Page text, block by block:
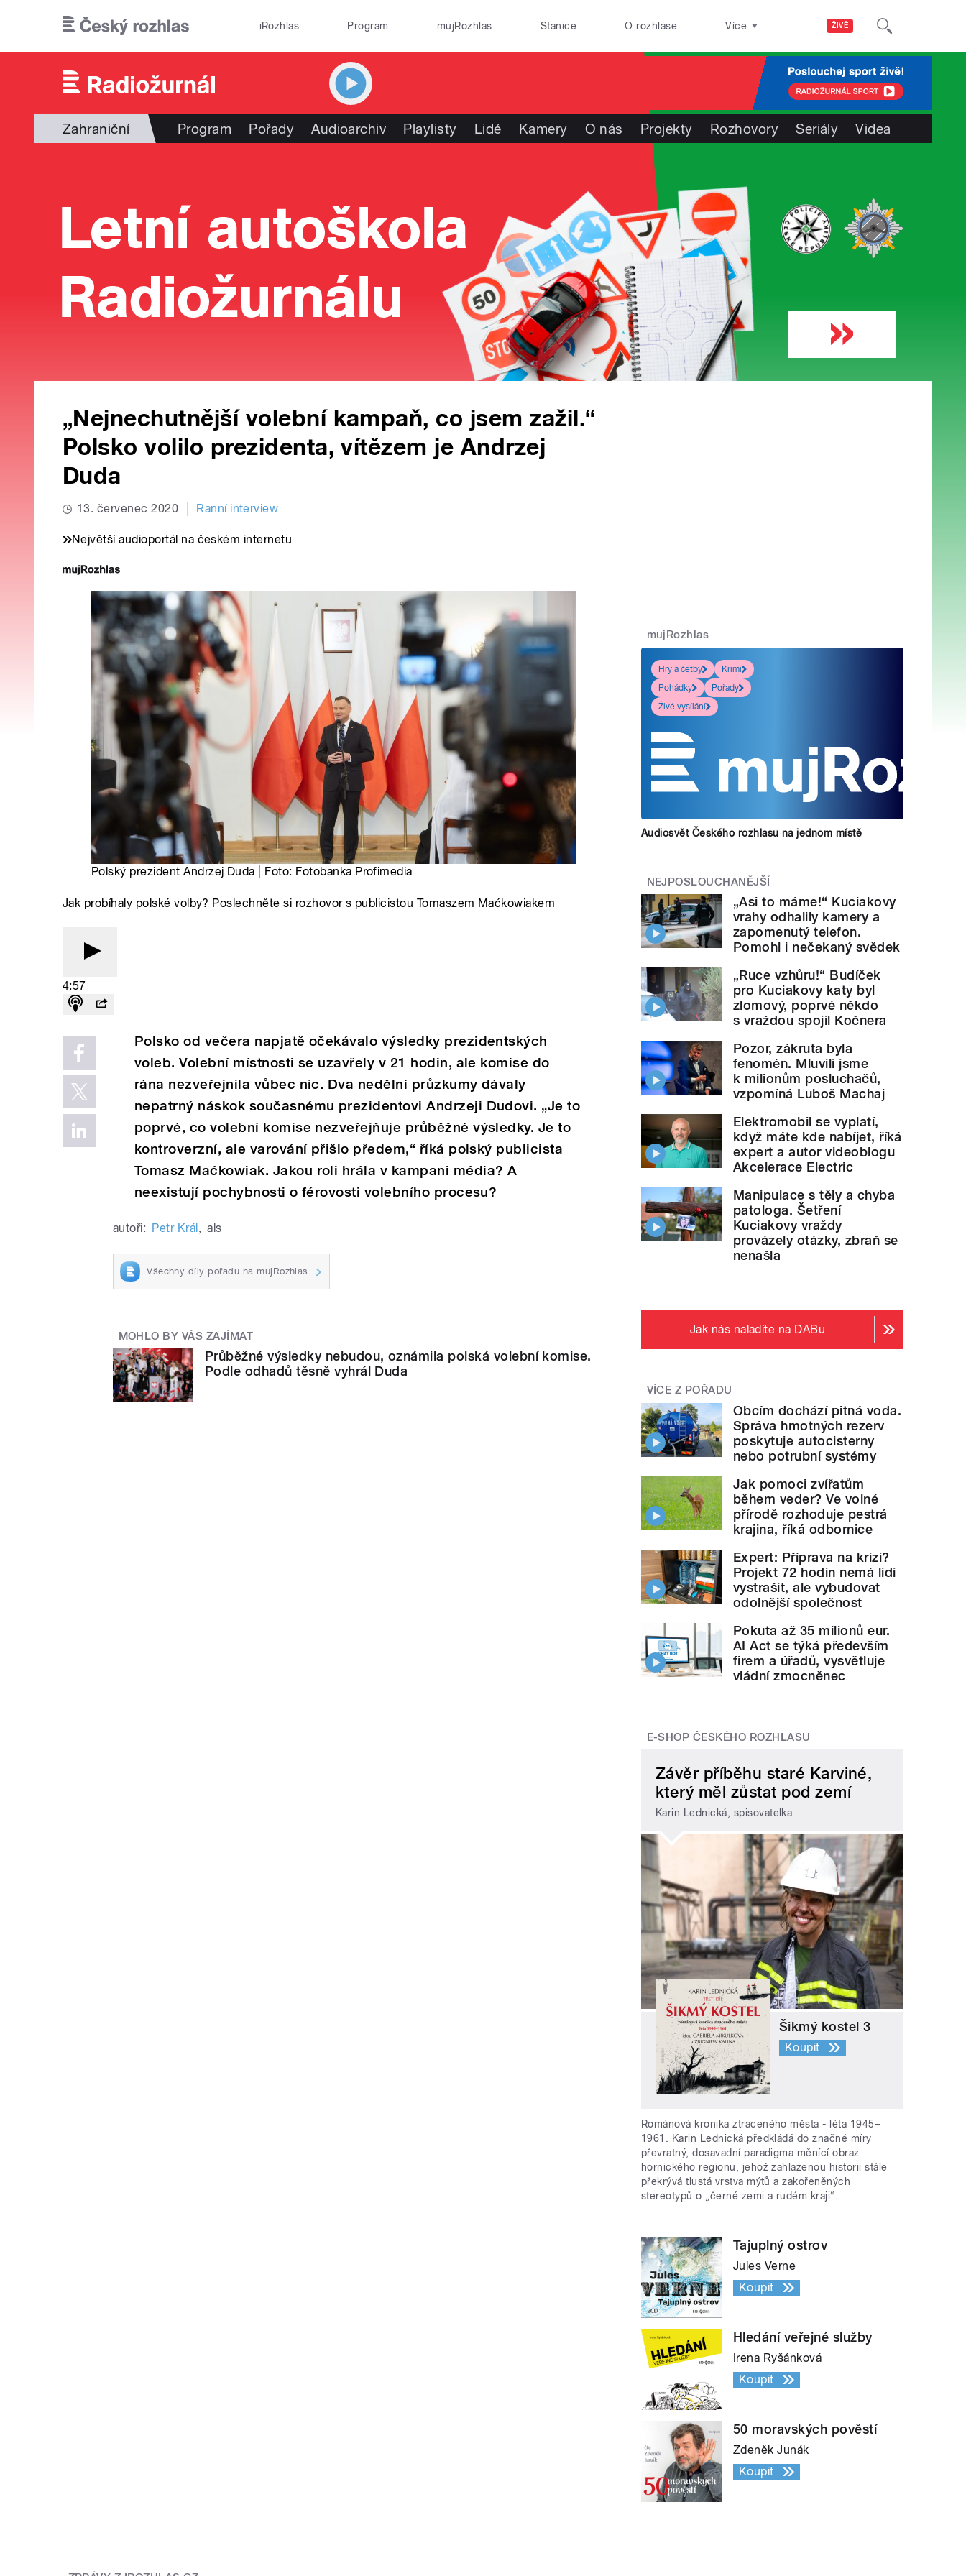
ŽIVĚ
iRozhlas Program mujRozhlas Stanice O rozhlase Více
Zahraniční Program Pořady Audioarchiv Playlisty Lidé Kamery O nás Projekty Rozhovory Seriály Videa
„Nejnechutnější volební kampaň, co jsem zažil.“
Polsko volilo prezidenta, vítězem je Andrzej
Duda
13. červenec 2020 Ranní interview
Největší audioportál na českém internetu
Polský prezident Andrzej Duda | Foto: Fotobanka Profimedia
Jak probíhaly polské volby? Poslechněte si rozhovor s publicistou Tomaszem Maćkowiakem
4:57
Polsko od večera napjatě očekávalo výsledky prezidentských
voleb. Volební místnosti se uzavřely v 21 hodin, ale komise do
rána nezveřejnila vůbec nic. Dva nedělní průzkumy dávaly
nepatrný náskok současnému prezidentovi Andrzeji Dudovi. „Je to
poprvé, co volební komise nezveřejňuje průběžné výsledky. Je to
kontroverzní, ale varování přišlo předem,“ říká polský publicista
Tomasz Maćkowiak. Jakou roli hrála v kampani média? A
neexistují pochybnosti o férovosti volebního procesu?
autoři: Petr Král, als
Všechny díly pořadu na mujRozhlas
MOHLO BY VÁS ZAJÍMAT
Průběžné výsledky nebudou, oznámila polská volební komise.
Podle odhadů těsně vyhrál Duda
mujRozhlas
Hry a četby
Krimi
Pohádky
Pořady
Živé vysílání
Audiosvět Českého rozhlasu na jednom místě
NEJPOSLOUCHANĚJŠÍ
„Asi to máme!“ Kuciakovy
vrahy odhalily kamery a
zapomenutý telefon.
Pomohl i nečekaný svědek
„Ruce vzhůru!“ Budíček
pro Kuciakovy katy byl
zlomový, poprvé někdo
s vraždou spojil Kočnera
Pozor, zákruta byla
fenomén. Mluvili jsme
k milionům posluchačů,
vzpomíná Luboš Machaj
Elektromobil se vyplatí,
když máte kde nabíjet, říká
expert a autor videoblogu
Akcelerace Electric
Manipulace s těly a chyba
patologa. Šetření
Kuciakovy vraždy
provázely otázky, zbraň se
nenašla
Jak nás naladíte na DABu
VÍCE Z POŘADU
Obcím dochází pitná voda.
Správa hmotných rezerv
poskytuje autocisterny
nebo potrubní systémy
Jak pomoci zvířatům
během veder? Ve volné
přírodě rozhoduje pestrá
krajina, říká odbornice
Expert: Příprava na krizi?
Projekt 72 hodin nemá lidi
vystrašit, ale vybudovat
odolnější společnost
Pokuta až 35 milionů eur.
AI Act se týká především
firem a úřadů, vysvětluje
vládní zmocněnec
E-SHOP ČESKÉHO ROZHLASU
Závěr příběhu staré Karviné,
který měl zůstat pod zemí
Karin Lednická, spisovatelka
Šikmý kostel 3
Koupit
Románová kronika ztraceného města - léta 1945–
1961. Karin Lednická předkládá do značné míry
převratný, dosavadní paradigma měnící obraz
hornického regionu, jehož zahlazenou historii stále
překrývá tlustá vrstva mýtů a zakořeněných
stereotypů o „černé zemi a rudém kraji“.
Tajuplný ostrov
Jules Verne
Koupit
Hledání veřejné služby
Irena Ryšánková
Koupit
50 moravských pověstí
Zdeněk Junák
Koupit